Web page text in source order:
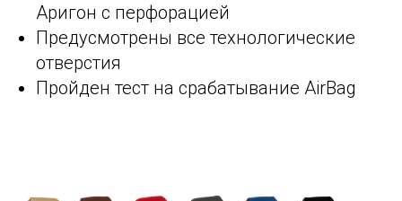
Аригон с перфорацией
Предусмотрены все технологические
отверстия
Пройден тест на срабатывание AirBag